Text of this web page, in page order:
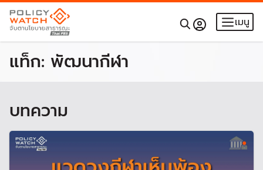
เมนู
แท็ก: พัฒนากีฬา
บทความ